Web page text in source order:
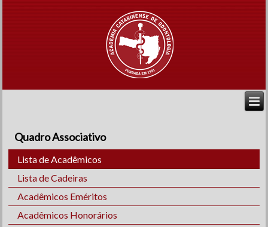
Quadro Associativo
Lista de Acadêmicos
Lista de Cadeiras
Acadêmicos Eméritos
Acadêmicos Honorários